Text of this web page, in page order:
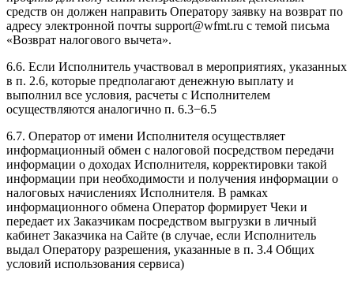
средств он должен направить Оператору заявку на возврат по
адресу электронной почты support@wfmt.ru с темой письма
«Возврат налогового вычета».
6.6. Если Исполнитель участвовал в мероприятиях, указанных
в п. 2.6, которые предполагают денежную выплату и
выполнил все условия, расчеты с Исполнителем
осуществляются аналогично п. 6.3−6.5
6.7. Оператор от имени Исполнителя осуществляет
информационный обмен с налоговой посредством передачи
информации о доходах Исполнителя, корректировки такой
информации при необходимости и получения информации о
налоговых начислениях Исполнителя. В рамках
информационного обмена Оператор формирует Чеки и
передает их Заказчикам посредством выгрузки в личный
кабинет Заказчика на Сайте (в случае, если Исполнитель
выдал Оператору разрешения, указанные в п. 3.4 Общих
условий использования сервиса)